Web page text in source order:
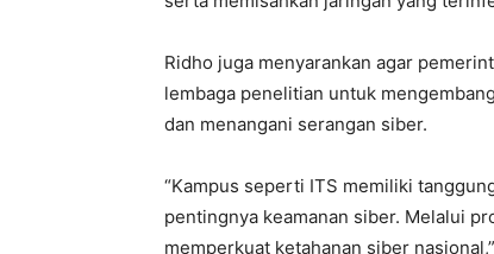
Ridho juga menyarankan agar
lembaga penelitian untuk
dan menangani serangan siber.
“Kampus seperti ITS memiliki
pentingnya keamanan siber. Melalui
memperkuat ketahanan siber